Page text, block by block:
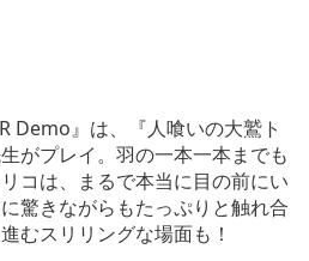
Demo』は、『人喰いの大鷲ト
がプレイ。羽の一本一本までも
コは、まるで本当に目の前にい
驚きながらもたっぷりと触れ合
むスリリングな場面も！